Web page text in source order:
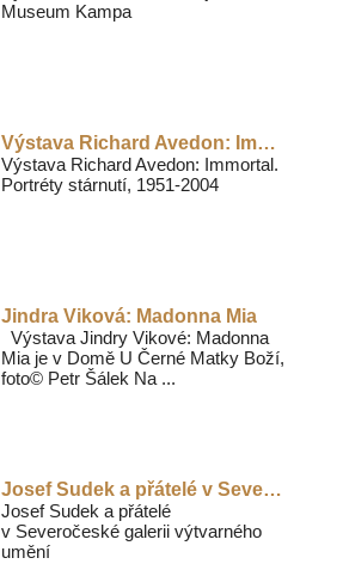
Museum Kampa
Výstava Richard Avedon: Immortal. Portréty stárnutí, 1951-2004
Výstava Richard Avedon: Immortal.
Portréty stárnutí, 1951-2004
Jindra Viková: Madonna Mia
Výstava Jindry Vikové: Madonna
Mia je v Domě U Černé Matky Boží,
foto© Petr Šálek Na ...
Josef Sudek a přátelé v Severočeské galerii výtvarného umění
Josef Sudek a přátelé
v Severočeské galerii výtvarného
umění